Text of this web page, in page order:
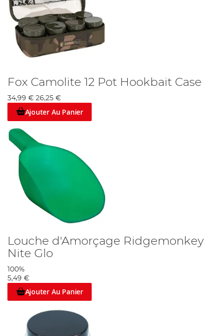
Fox Camolite 12 Pot Hookbait Case
34,99 € 26,25 €
Ajouter Au Panier
Louche d'Amorçage Ridgemonkey
Nite Glo
100%
5,49 €
Ajouter Au Panier